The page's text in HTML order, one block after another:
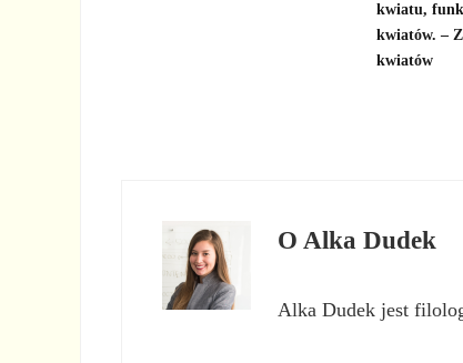
kwiatu,
kwiatów. –
kwiatów
O Alka Dudek
Alka Dudek jest